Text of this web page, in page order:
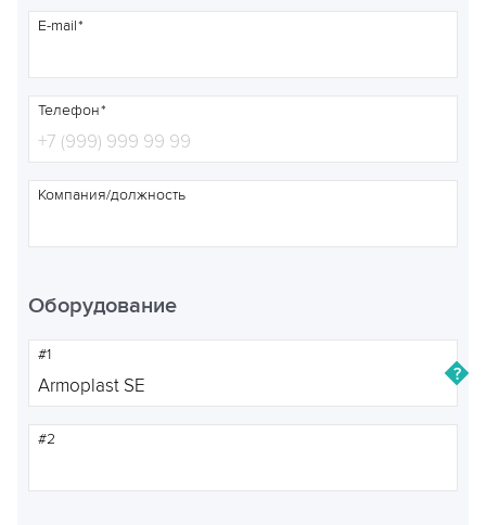
E-mail
Телефон
Компания/должность
Оборудование
#1
#2